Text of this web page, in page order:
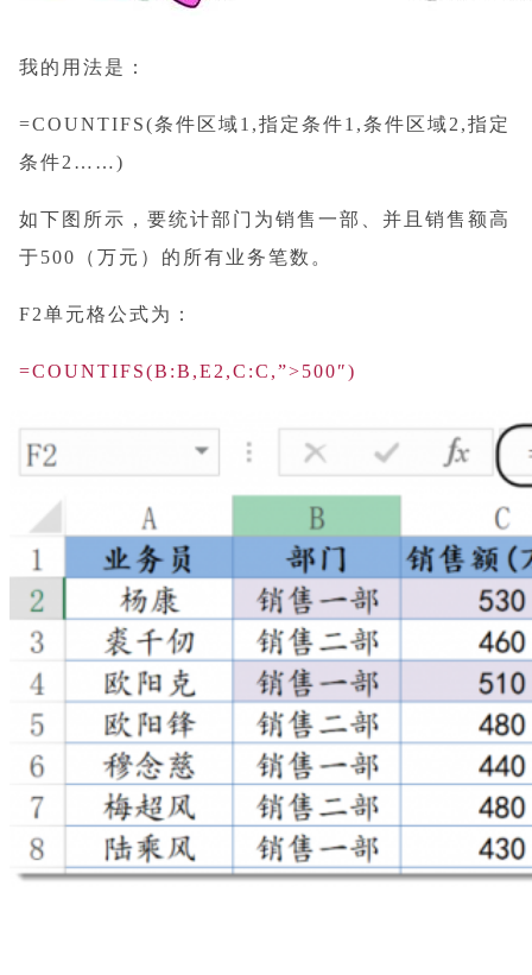
我的用法是：
=COUNTIFS(条件区域1,指定条件1,条件区域2,指定
条件2……)
如下图所示，要统计部门为销售一部、并且销售额高
于500（万元）的所有业务笔数 。
F2单元格公式为：
=COUNTIFS(B:B,E2,C:C,”>500″)